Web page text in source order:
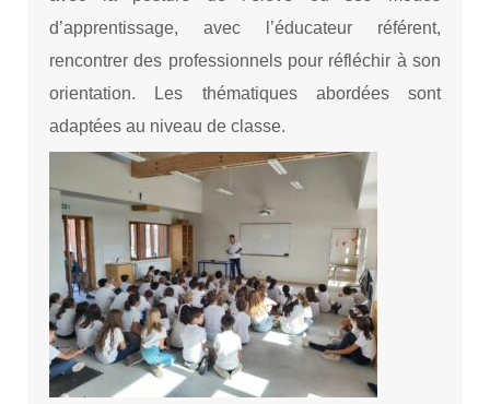
d’apprentissage, avec l’éducateur référent,
rencontrer des professionnels pour réfléchir à son
orientation. Les thématiques abordées sont
adaptées au niveau de classe.